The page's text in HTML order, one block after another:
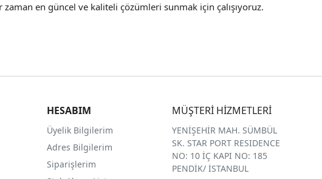
en güncel ve kaliteli çözümleri sunmak için çalışıyoruz.
HESABIM
Üyelik Bilgilerim
Adres Bilgilerim
Siparişlerim
MÜŞTERİ HİZMETLERİ
YENİŞEHİR MAH. SÜMBÜL
SK. STAR PORT RESIDENCE
NO: 10 İÇ KAPI NO: 185
PENDİK/ İSTANBUL